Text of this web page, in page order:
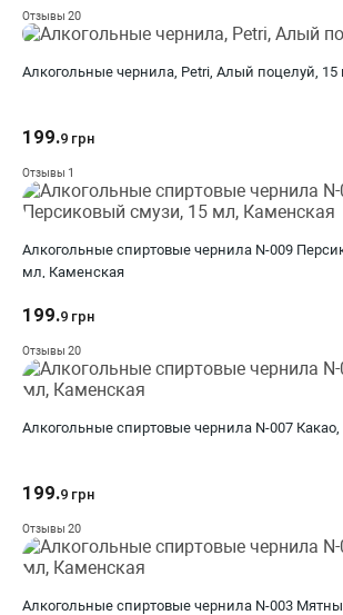
Отзывы 20
Алкогольные чернила, Petri, Алый поцелуй, 15
199.9 грн
Отзывы 1
Алкогольные спиртовые чернила N-009
мл, Каменская
199.9 грн
Отзывы 20
Алкогольные спиртовые чернила N-007
199.9 грн
Отзывы 20
Алкогольные спиртовые чернила N-003